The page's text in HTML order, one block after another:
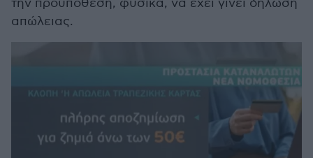
την προϋπόθεση, φυσικά, να έχει γίνει δήλωση
απώλειας.